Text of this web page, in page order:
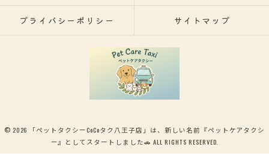
プライバシーポリシー サイトマップ
© 2026 「ペットタクシーCoCoタク八王子店」は、新しい名前『ペットケアタクシ
ー』としてスタートしました🚗 ALL RIGHTS RESERVED.